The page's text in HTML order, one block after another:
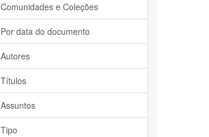
Comunidades e Coleções
Por data do documento
Autores
Títulos
Assuntos
Tipo